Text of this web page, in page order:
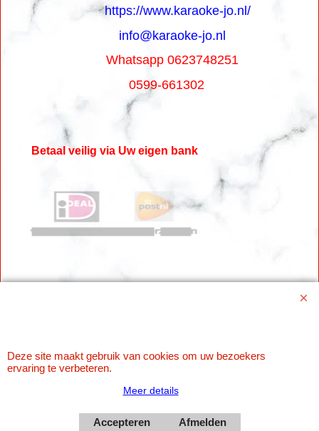
https://www.karaoke-jo.nl/
info@karaoke-jo.nl
Whatsapp 0623748251
0599-661302
Betaal veilig via Uw eigen bank
Deze site maakt gebruik van cookies om uw bezoekers
ervaring te verbeteren.
Meer details
Accepteren Afmelden